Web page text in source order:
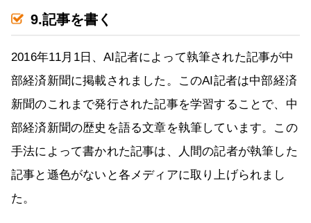
9.記事を書く
2016年11月1日、AI記者によって執筆された記事が中
部経済新聞に掲載されました。このAI記者は中部経済
新聞のこれまで発行された記事を学習することで、中
部経済新聞の歴史を語る文章を執筆しています。この
手法によって書かれた記事は、人間の記者が執筆した
記事と遜色がないと各メディアに取り上げられまし
た。